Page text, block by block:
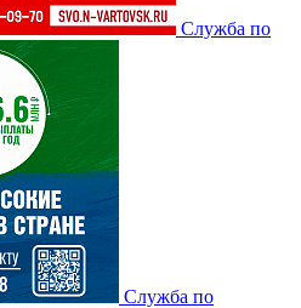
Служба по
Служба по